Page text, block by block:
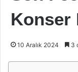
Konser
10 Aralık 2024 3